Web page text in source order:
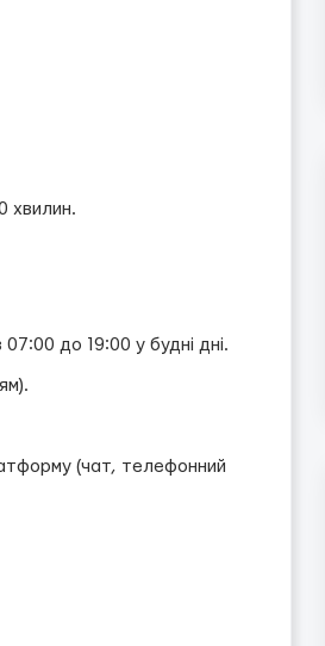
хвилин.
до 19:00 у будні дні.
(чат, телефонний